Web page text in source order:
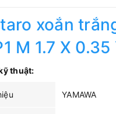
xoắn
M 1.7 X
thuật:
YAMAWA